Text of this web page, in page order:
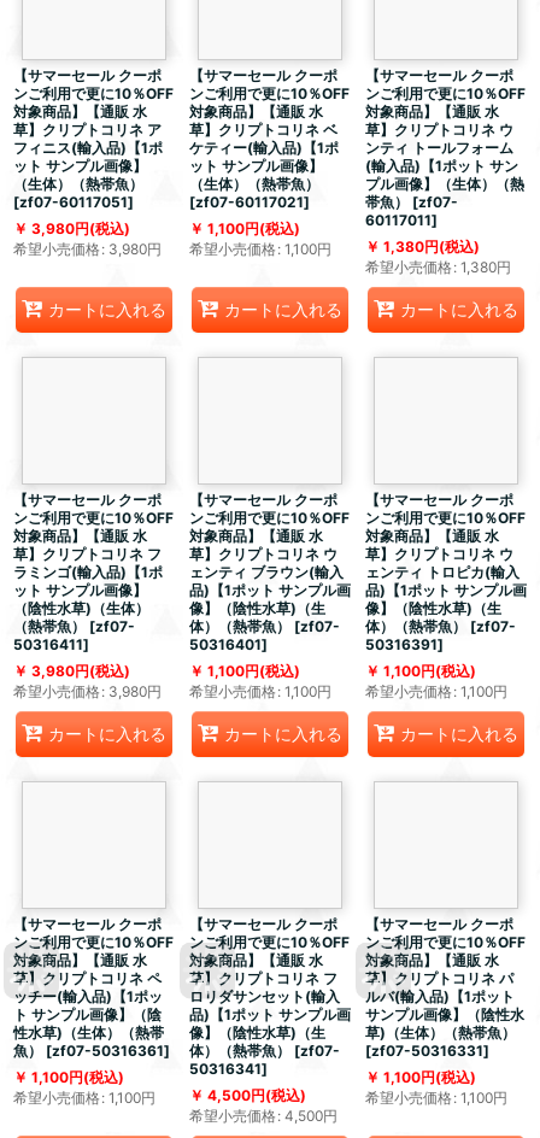
【サマーセール クーポ
ンご利用で更に10％OFF
対象商品】【通販 水
草】クリプトコリネ ア
フィニス(輸入品)【1ポ
ット サンプル画像】
（生体）（熱帯魚）
[zf07-60117051]
3,980円(税込)
希望小売価格: 3,980円
カートに入れる
【サマーセール クーポ
ンご利用で更に10％OFF
対象商品】【通販 水
草】クリプトコリネ ベ
ケティー(輸入品)【1ポ
ット サンプル画像】
（生体）（熱帯魚）
[zf07-60117021]
1,100円(税込)
希望小売価格: 1,100円
カートに入れる
【サマーセール クーポ
ンご利用で更に10％OFF
対象商品】【通販 水
草】クリプトコリネ ウ
ンティ トールフォーム
(輸入品)【1ポット サン
プル画像】（生体）（熱
帯魚）
[zf07-
60117011]
1,380円(税込)
希望小売価格: 1,380円
カートに入れる
【サマーセール クーポ
ンご利用で更に10％OFF
対象商品】【通販 水
草】クリプトコリネ フ
ラミンゴ(輸入品)【1ポ
ット サンプル画像】
（陰性水草)（生体）
（熱帯魚）
[zf07-
50316411]
3,980円(税込)
希望小売価格: 3,980円
カートに入れる
【サマーセール クーポ
ンご利用で更に10％OFF
対象商品】【通販 水
草】クリプトコリネ ウ
ェンティ ブラウン(輸入
品)【1ポット サンプル画
像】（陰性水草)（生
体）（熱帯魚）
[zf07-
50316401]
1,100円(税込)
希望小売価格: 1,100円
カートに入れる
【サマーセール クーポ
ンご利用で更に10％OFF
対象商品】【通販 水
草】クリプトコリネ ウ
ェンティ トロピカ(輸入
品)【1ポット サンプル画
像】（陰性水草)（生
体）（熱帯魚）
[zf07-
50316391]
1,100円(税込)
希望小売価格: 1,100円
カートに入れる
【サマーセール クーポ
ンご利用で更に10％OFF
対象商品】【通販 水
草】クリプトコリネ ペ
ッチー(輸入品)【1ポッ
ト サンプル画像】（陰
性水草)（生体）（熱帯
魚）
[zf07-50316361]
1,100円(税込)
希望小売価格: 1,100円
【サマーセール クーポ
ンご利用で更に10％OFF
対象商品】【通販 水
草】クリプトコリネ フ
ロリダサンセット(輸入
品)【1ポット サンプル画
像】（陰性水草)（生
体）（熱帯魚）
[zf07-
50316341]
4,500円(税込)
希望小売価格: 4,500円
【サマーセール クーポ
ンご利用で更に10％OFF
対象商品】【通販 水
草】クリプトコリネ パ
ルバ(輸入品)【1ポット
サンプル画像】（陰性水
草)（生体）（熱帯魚）
[zf07-50316331]
1,100円(税込)
希望小売価格: 1,100円